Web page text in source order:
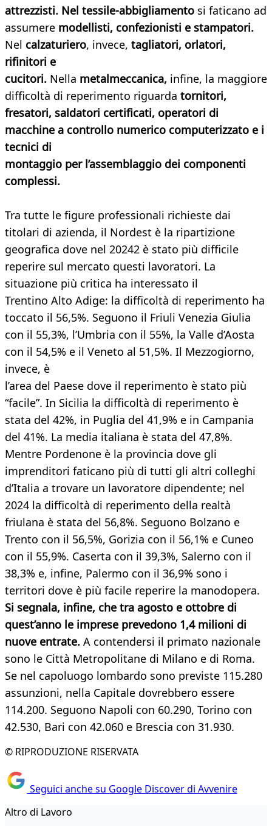
attrezzisti. Nel tessile-abbigliamento si faticano ad
assumere modellisti, confezionisti e stampatori.
Nel calzaturiero, invece, tagliatori, orlatori,
rifinitori e
cucitori. Nella metalmeccanica, infine, la maggiore
difficoltà di reperimento riguarda tornitori,
fresatori, saldatori certificati, operatori di
macchine a controllo numerico computerizzato e i
tecnici di
montaggio per l’assemblaggio dei componenti
complessi.
Tra tutte le figure professionali richieste dai
titolari di azienda, il Nordest è la ripartizione
geografica dove nel 20242 è stato più difficile
reperire sul mercato questi lavoratori. La
situazione più critica ha interessato il
Trentino Alto Adige: la difficoltà di reperimento ha
toccato il 56,5%. Seguono il Friuli Venezia Giulia
con il 55,3%, l’Umbria con il 55%, la Valle d’Aosta
con il 54,5% e il Veneto al 51,5%. Il Mezzogiorno,
invece, è
l’area del Paese dove il reperimento è stato più
“facile”. In Sicilia la difficoltà di reperimento è
stata del 42%, in Puglia del 41,9% e in Campania
del 41%. La media italiana è stata del 47,8%.
Mentre Pordenone è la provincia dove gli
imprenditori faticano più di tutti gli altri colleghi
d’Italia a trovare un lavoratore dipendente; nel
2024 la difficoltà di reperimento della realtà
friulana è stata del 56,8%. Seguono Bolzano e
Trento con il 56,5%, Gorizia con il 56,1% e Cuneo
con il 55,9%. Caserta con il 39,3%, Salerno con il
38,3% e, infine, Palermo con il 36,9% sono i
territori dove è più facile reperire la manodopera.
Si segnala, infine, che tra agosto e ottobre di
quest’anno le imprese prevedono 1,4 milioni di
nuove entrate. A contendersi il primato nazionale
sono le Città Metropolitane di Milano e di Roma.
Se nel capoluogo lombardo sono previste 115.280
assunzioni, nella Capitale dovrebbero essere
114.200. Seguono Napoli con 60.290, Torino con
42.530, Bari con 42.060 e Brescia con 31.930.
© RIPRODUZIONE RISERVATA
Seguici anche su Google Discover di Avvenire
Altro di Lavoro